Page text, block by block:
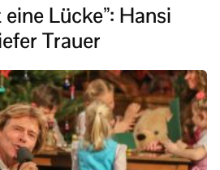
Lücke”: Hansi
Trauer